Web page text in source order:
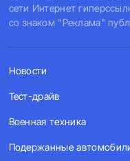
сети Интернет
со знаком "Реклама"
Новости
Тест-драйв
Военная техника
Подержанные